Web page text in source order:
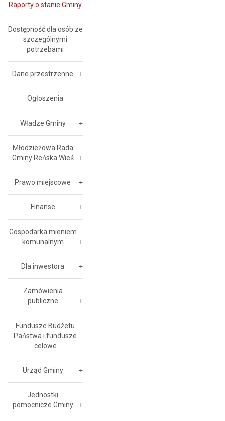
Raporty o stanie Gminy
Dostępność dla osób ze
szczególnymi
potrzebami
Dane przestrzenne
Ogłoszenia
Władze Gminy
Młodzieżowa Rada
Gminy Reńska Wieś
Prawo miejscowe
Finanse
Gospodarka mieniem
komunalnym
Dla inwestora
Zamówienia
publiczne
Fundusze Budżetu
Państwa i fundusze
celowe
Urząd Gminy
Jednostki
pomocnicze Gminy